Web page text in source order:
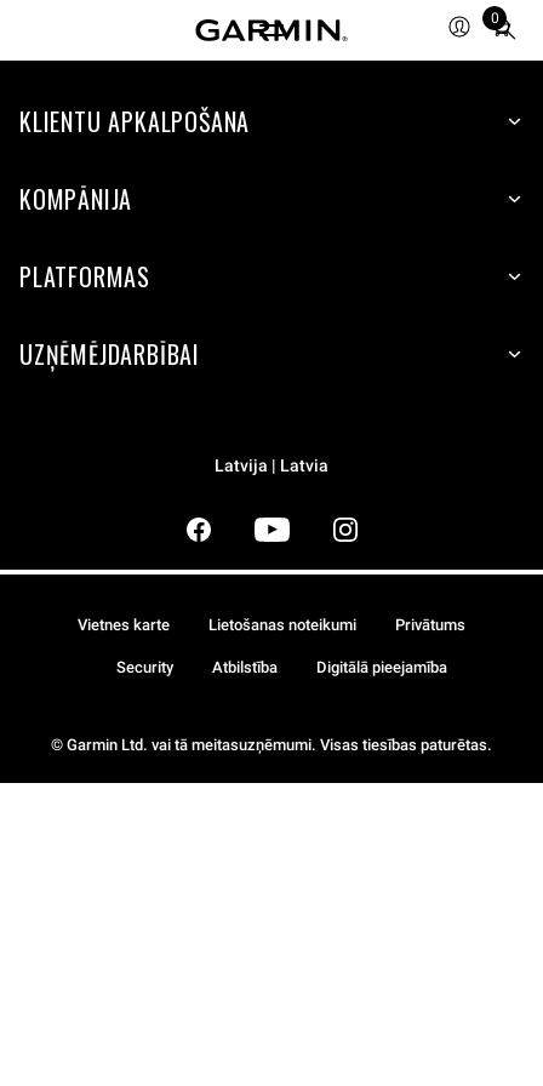
0
Total
items
cart:
KLIENTU APKALPOŠANA
KOMPĀNIJA
PLATFORMAS
UZŅĒMĒJDARBĪBAI
Latvija | Latvia
© Garmin Ltd. vai tā meitasuzņēmumi. Visas tiesības paturētas.
Vietnes karte Lietošanas noteikumi Privātums
Security Atbilstība Digitālā pieejamība